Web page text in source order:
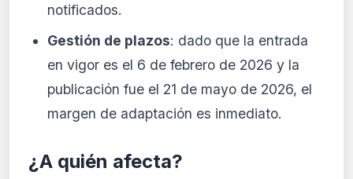
notificados.
Gestión de plazos: dado que la entrada
en vigor es el 6 de febrero de 2026 y la
publicación fue el 21 de mayo de 2026, el
margen de adaptación es inmediato.
¿A quién afecta?